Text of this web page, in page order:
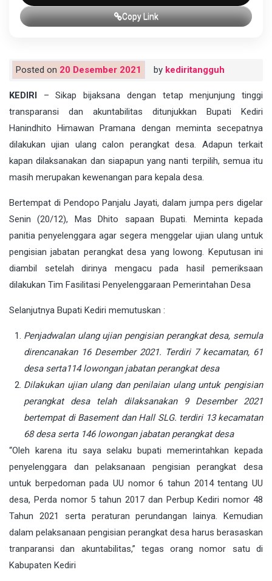
Copy Link
Posted on 20 Desember 2021 by kediritangguh
KEDIRI – Sikap bijaksana dengan tetap menjunjung tinggi
transparansi dan akuntabilitas ditunjukkan Bupati Kediri
Hanindhito Himawan Pramana dengan meminta secepatnya
dilakukan ujian ulang calon perangkat desa. Adapun terkait
kapan dilaksanakan dan siapapun yang nanti terpilih, semua itu
masih merupakan kewenangan para kepala desa.
Bertempat di Pendopo Panjalu Jayati, dalam jumpa pers digelar
Senin (20/12), Mas Dhito sapaan Bupati. Meminta kepada
panitia penyelenggara agar segera menggelar ujian ulang untuk
pengisian jabatan perangkat desa yang lowong. Keputusan ini
diambil setelah dirinya mengacu pada hasil pemeriksaan
dilakukan Tim Fasilitasi Penyelenggaraan Pemerintahan Desa
Selanjutnya Bupati Kediri memutuskan :
Penjadwalan ulang ujian pengisian perangkat desa, semula
direncanakan 16 Desember 2021. Terdiri 7 kecamatan, 61
desa serta114 lowongan jabatan perangkat desa
Dilakukan ujian ulang dan penilaian ulang untuk pengisian
perangkat desa telah dilaksanakan 9 Desember 2021
bertempat di Basement dan Hall SLG. terdiri 13 kecamatan
68 desa serta 146 lowongan jabatan perangkat desa
“Oleh karena itu saya selaku bupati memerintahkan kepada
penyelenggara dan pelaksanaan pengisian perangkat desa
untuk berpedoman pada UU nomor 6 tahun 2014 tentang UU
desa, Perda nomor 5 tahun 2017 dan Perbup Kediri nomor 48
Tahun 2021 serta peraturan perundangan lainya. Kemudian
dalam pelaksanaan pengisian perangkat desa harus berasaskan
tranparansi dan akuntabilitas,” tegas orang nomor satu di
Kabupaten Kediri